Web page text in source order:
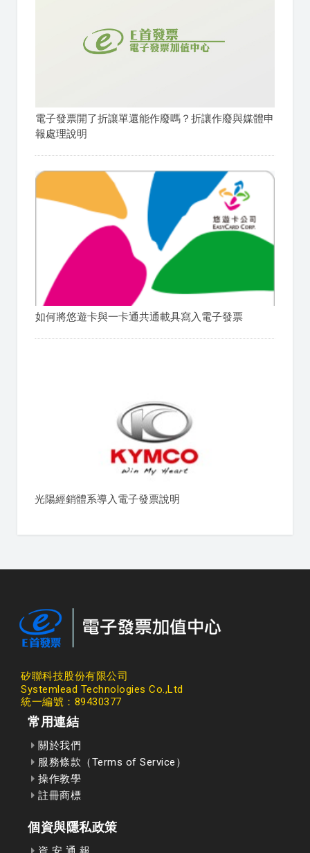
電子發票開了折讓單還能作廢嗎？折讓作廢與媒體申
報處理說明
如何將悠遊卡與一卡通共通載具寫入電子發票
光陽經銷體系導入電子發票說明
矽聯科技股份有限公司
Systemlead Technologies Co.,Ltd
統一編號：89430377
常用連結
關於我們
服務條款（Terms of Service）
操作教學
註冊商標
個資與隱私政策